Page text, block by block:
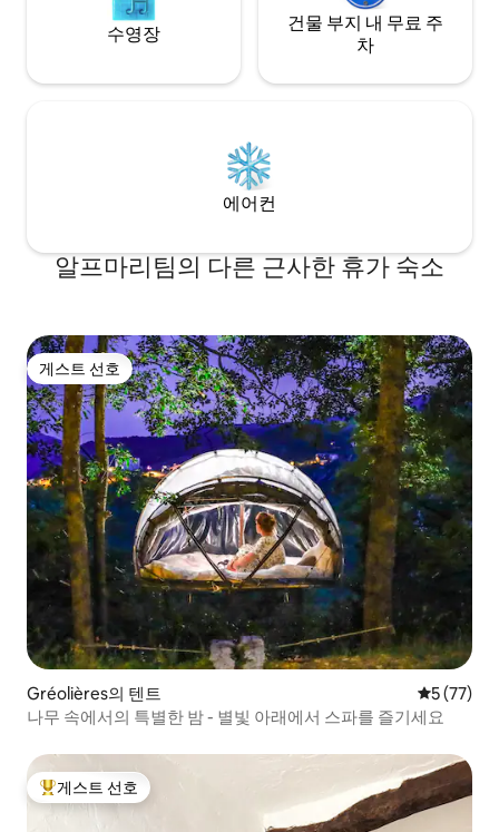
수영장
건물 부지 내 무료 주
차
에어컨
알프마리팀의 다른 근사한 휴가 숙소
게스트 선호
게스트 선호
Gréolières의 텐트 평점 5점
5 (77)
나무 속에서의 특별한 밤 - 별빛 아래에서 스파를 즐기세요
상위 게스트 선호
게스트 선호